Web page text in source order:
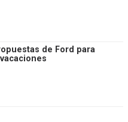
de Ford para